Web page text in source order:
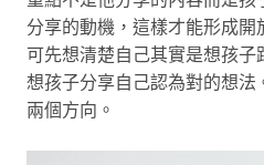
分享的動機，這樣才能形成
可先想清楚自己其實是想孩
想孩子分享自己認為對的想
兩個方向。